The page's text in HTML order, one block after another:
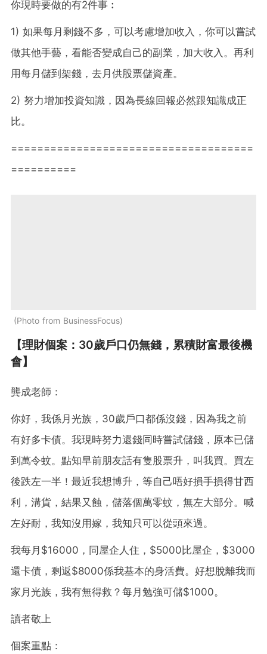
你現時要做的有2件事︰
1) 如果每月剩錢不多，可以考慮增加收入，你可以嘗試
做其他手藝，看能否變成自己的副業，加大收入。再利
用每月儲到架錢，去月供股票儲資產。
2) 努力增加投資知識，因為長線回報必然跟知識成正
比。
=====================================
==========
Photo from BusinessFocus
【理財個案：30歲戶口仍無錢，累積財富最後機
會】
龔成老師：
你好，我係月光族，30歲戶口都係沒錢，因為我之前
有好多卡債。我現時努力還錢同時嘗試儲錢，原本已儲
到萬令蚊。點知早前朋友話有隻股票升，叫我買。買左
後跌左一半！最近我想博升，等自己唔好損手損得甘西
利，溝貨，結果又蝕，儲落個萬零蚊，無左大部分。喊
左好耐，我知沒用嫁，我知只可以從頭來過。
我每月$16000，同屋企人住，$5000比屋企，$3000
還卡債，剩返$8000係我基本的身活費。好想脫離我而
家月光族，我有無得救？每月勉強可儲$1000。
讀者敬上
個案重點：